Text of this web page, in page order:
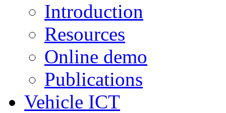
Introduction
Resources
Online demo
Publications
Vehicle ICT